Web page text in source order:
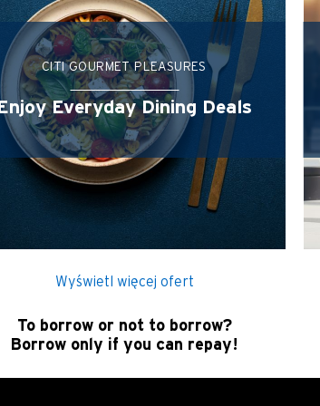
CITI GOURMET PLEASURES
Enjoy Everyday Dining Deals
Wyświetl więcej ofert
Ustaw w kolejności
To borrow or not to borrow?
Borrow only if you can repay!
Tokio, Japan
H
Hongkong
wyspa Hongkong, Hong Kong
Koulun, Hong Kong
H